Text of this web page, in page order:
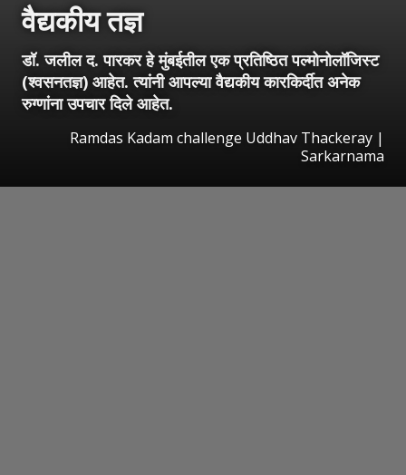
वैद्यकीय तज्ञ
डॉ. जलील द. पारकर हे मुंबईतील एक प्रतिष्ठित पल्मोनोलॉजिस्ट
(श्वसनतज्ञ) आहेत. त्यांनी आपल्या वैद्यकीय कारकिर्दीत अनेक
रुग्णांना उपचार दिले आहेत.
Ramdas Kadam challenge Uddhav Thackeray |
Sarkarnama